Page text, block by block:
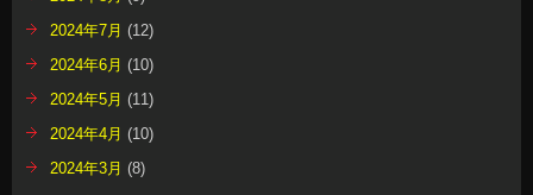
2024年7月 (12)
2024年6月 (10)
2024年5月 (11)
2024年4月 (10)
2024年3月 (8)